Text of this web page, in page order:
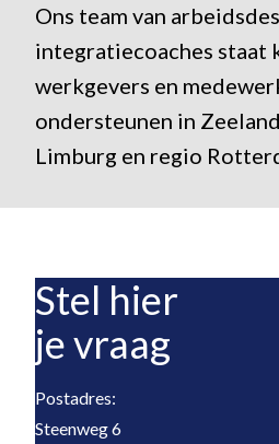
Ons team van
integratiecoaches staat
werkgevers en
ondersteunen in
Limburg en regio
Stel hier
je vraag
Postadres:
Steenweg 6